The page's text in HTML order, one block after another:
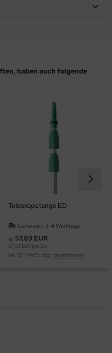
haben auch folgende
Teleskopstange ED
Lieferzeit: 3-4 Werktage
ab 57,89 EUR
57,89 EUR pro Stk.
inkl. 19 % MwSt. zzgl. Versandkosten